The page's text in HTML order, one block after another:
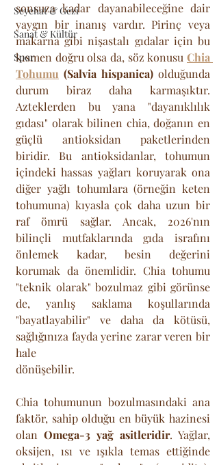
Seyehat & Gezi
Sanat & Kültür
Spor
sonsuza kadar dayanabileceğine dair
yaygın bir inanış vardır. Pirinç veya
makarna gibi nişastalı gıdalar için bu
kısmen doğru olsa da, söz konusu Chia
Tohumu (Salvia hispanica) olduğunda
durum biraz daha karmaşıktır.
Azteklerden bu yana "dayanıklılık
gıdası" olarak bilinen chia, doğanın en
güçlü antioksidan paketlerinden
biridir. Bu antioksidanlar, tohumun
içindeki hassas yağları koruyarak ona
diğer yağlı tohumlara (örneğin keten
tohumuna) kıyasla çok daha uzun bir
raf ömrü sağlar. Ancak, 2026'nın
bilinçli mutfaklarında gıda israfını
önlemek kadar, besin değerini
korumak da önemlidir. Chia tohumu
"teknik olarak" bozulmaz gibi görünse
de, yanlış saklama koşullarında
"bayatlayabilir" ve daha da kötüsü,
sağlığınıza fayda yerine zarar veren bir
hale
dönüşebilir.
Chia tohumunun bozulmasındaki ana
faktör, sahip olduğu en büyük hazinesi
olan Omega-3 yağ asitleridir. Yağlar,
oksijen, ısı ve ışıkla temas ettiğinde